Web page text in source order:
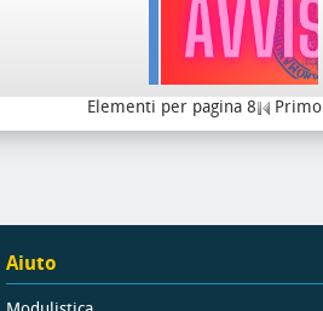
Elementi per pagina 8 Primo
Aiuto